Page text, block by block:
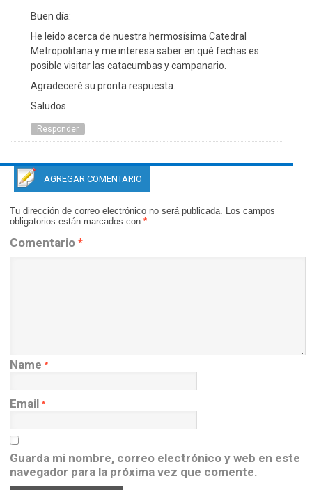
Buen día:
He leido acerca de nuestra hermosísima Catedral
Metropolitana y me interesa saber en qué fechas es
posible visitar las catacumbas y campanario.
Agradeceré su pronta respuesta.
Saludos
Responder
AGREGAR COMENTARIO
Tu dirección de correo electrónico no será publicada. Los campos
obligatorios están marcados con *
Comentario *
Name *
Email *
Guarda mi nombre, correo electrónico y web en este
navegador para la próxima vez que comente.